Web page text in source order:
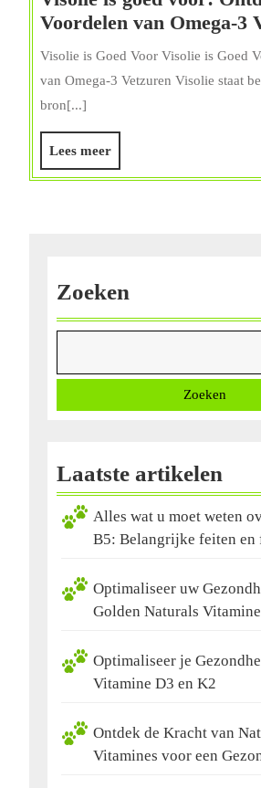
Voordelen van Omega-3
Visolie is Goed Voor Visolie is Goed
van Omega-3 Vetzuren Visolie staat
bron[...]
Lees meerLees
meer
Zoeken
Zoeken
Laatste artikelen
Alles wat u moet weten
B5: Belangrijke feiten en
Optimaliseer uw
Golden Naturals
Optimaliseer je
Vitamine D3 en K2
Ontdek de Kracht van
Vitamines voor een